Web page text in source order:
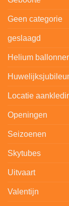
Geen categorie
geslaagd
Helium
Locatie
Openingen
Seizoenen
Skytubes
Uitvaart
Valentijn